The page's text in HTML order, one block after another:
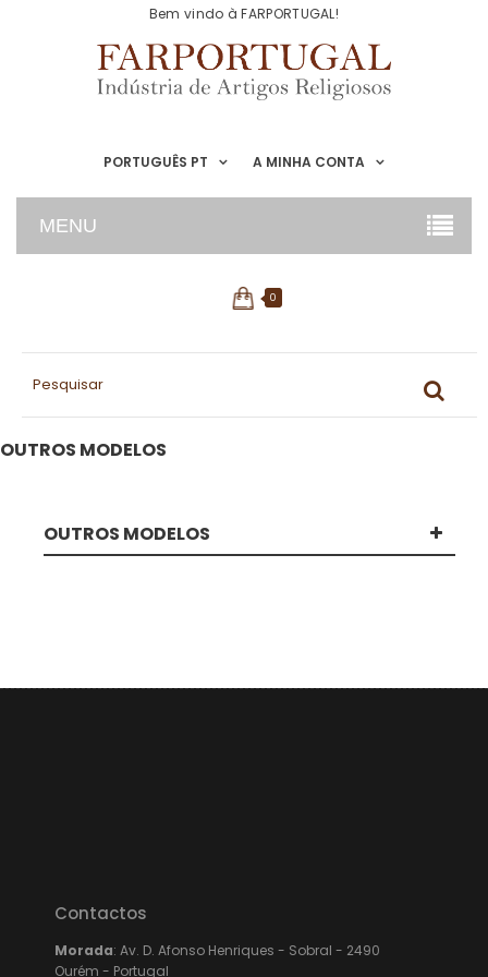
PORTUGUÊS PT
Bem vindo à FARPORTUGAL!
A MINHA CONTA
MENU
0
OUTROS MODELOS
OUTROS MODELOS
Contactos
Morada: Av. D. Afonso Henriques - Sobral - 2490
Ourém - Portugal